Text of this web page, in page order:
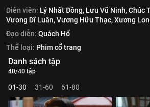
Diễn viên: Lý Nhất Đồng, Lưu Vũ Ninh,Chúc
Vương Dĩ Luân,Vương Hữu Thạc,Xương
Đạo diễn: Quách Hổ
Thể loại: Phim cổ trang
Danh sách tập
40/40 tập
01-30 31-60 61-80